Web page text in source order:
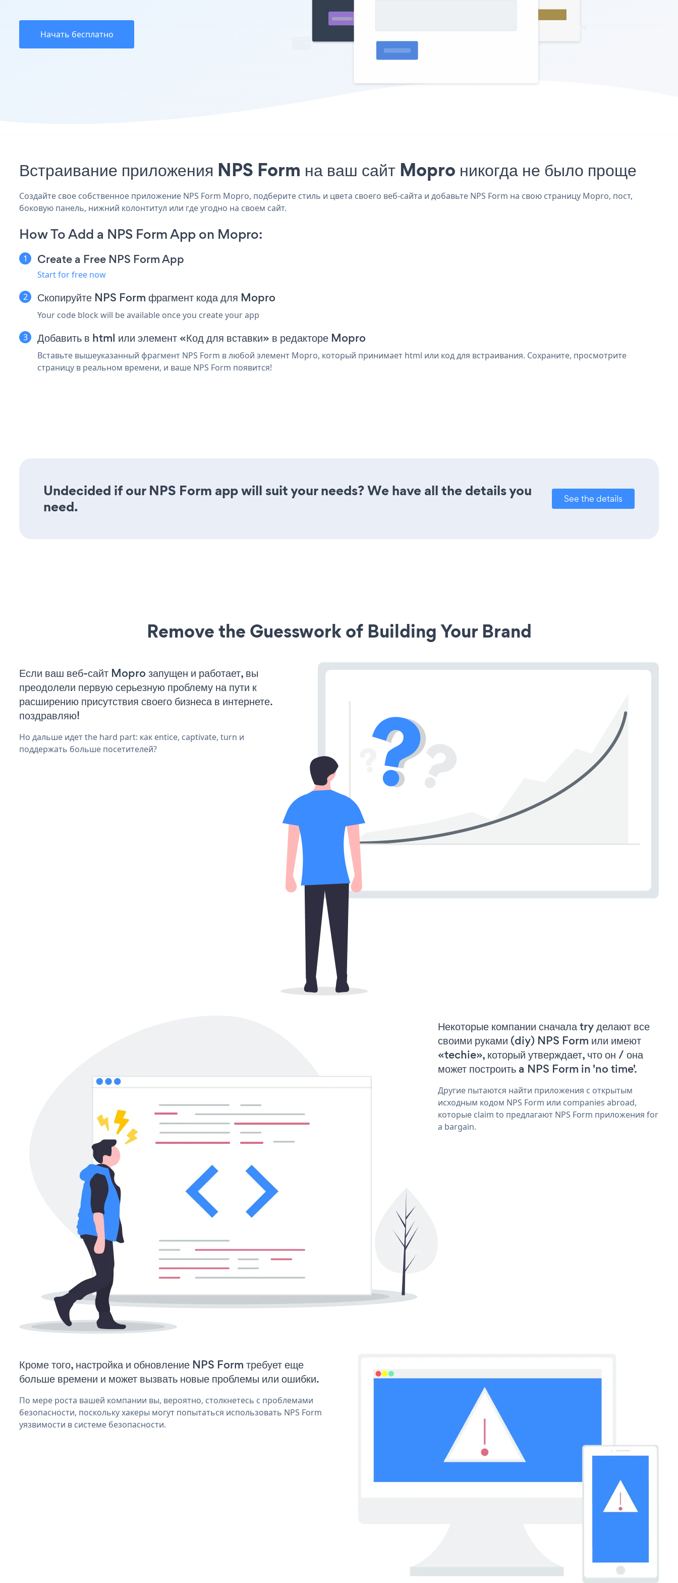
Начать бесплатно
Встраивание приложения NPS Form на ваш сайт Mopro никогда не было проще
Создайте свое собственное приложение NPS Form Mopro, подберите стиль и цвета своего веб-сайта и добавьте NPS Form на свою страницу Mopro, пост,
боковую панель, нижний колонтитул или где угодно на своем сайт.
How To Add a NPS Form App on Mopro:
Create a Free NPS Form App
Start for free now
Скопируйте NPS Form фрагмент кода для Mopro
Your code block will be available once you create your app
Добавить в html или элемент «Код для вставки» в редакторе Mopro
Вставьте вышеуказанный фрагмент NPS Form в любой элемент Mopro, который принимает html или код для встраивания. Сохраните, просмотрите
страницу в реальном времени, и ваше NPS Form появится!
Undecided if our NPS Form app will suit your needs? We have all the details you
need.
See the details
Remove the Guesswork of Building Your Brand
Если ваш веб-сайт Mopro запущен и работает, вы
преодолели первую серьезную проблему на пути к
расширению присутствия своего бизнеса в интернете.
поздравляю!
Но дальше идет the hard part: как entice, captivate, turn и
поддержать больше посетителей?
Некоторые компании сначала try делают все
своими руками (diy) NPS Form или имеют
«techie», который утверждает, что он / она
может построить a NPS Form in 'no time'.
Другие пытаются найти приложения с открытым
исходным кодом NPS Form или companies abroad,
которые claim to предлагают NPS Form приложения for
a bargain.
Кроме того, настройка и обновление NPS Form требует еще
больше времени и может вызвать новые проблемы или ошибки.
По мере роста вашей компании вы, вероятно, столкнетесь с проблемами
безопасности, поскольку хакеры могут попытаться использовать NPS Form
уязвимости в системе безопасности.